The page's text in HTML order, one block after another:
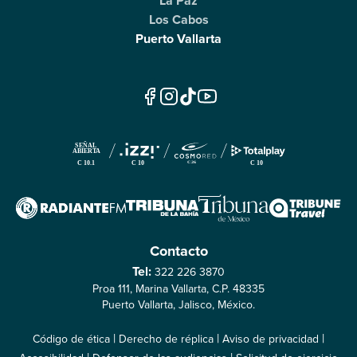
Los Cabos
Puerto Vallarta
Contacto
Tel:322 226 3870
Proa 111, Marina Vallarta, C.P. 48335
Puerto Vallarta, Jalisco, México.
Código de ética | Derecho de réplica |Aviso de privacidad |